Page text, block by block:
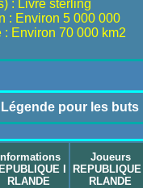
: Livre sterling
: Environ 5 000 000
: Environ 70 000 km2
Légende pour les buts
Informations
I
RLANDE
Joueurs
REPUBLIQUE I
RLANDE